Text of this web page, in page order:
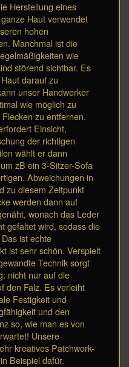
Herstellung eines
Haut verwendet
hohen
Manchmal ist die
wie
störend sichtbar. Es
darauf zu
unser Handwerker
wie möglich zu
zu entfernen.
Einsicht,
der richtigen
wählt er dann
zB ein 3-Sitzer-Sofa
Abweichungen in
zu diesem Zeitpunkt
werden dann auf
wonach das Leder
gefaltet wird, sodass die
ist echte
ist sehr schön. Verspielt
Technik sorgt
nicht nur auf die
den Falz. Es verleiht
Festigkeit und
und den
so, wie man es von
Unsere
kreatives Patchwork-
Beispiel dafür.